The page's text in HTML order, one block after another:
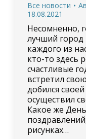
Все новости
18.08.2021
Несомненно,
лучший город
каждого из
кто-то здесь
счастливые
встретил
добился
осуществил
Какое же
рисунках…